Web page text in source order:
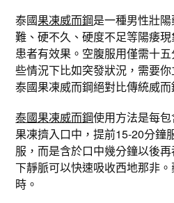
泰國果凍威而鋼是一種男性壯
難、硬不久、硬度不足等陽痿
患者有效果。空腹服用僅需十
些情況下比如突發狀況，需要你
泰國果凍威而鋼絕對比傳統威而
泰國果凍威而鋼使用方法是每
果凍擠入口中，提前15-20分鐘
服，而是含於口中幾分鐘以後
下靜脈可以快速吸收西地那非
時。